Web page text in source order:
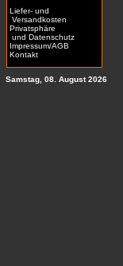
Liefer- und
Versandkosten
Privatsphäre
und Datenschutz
Impressum/AGB
Kontakt
Samstag, 08. August 2026